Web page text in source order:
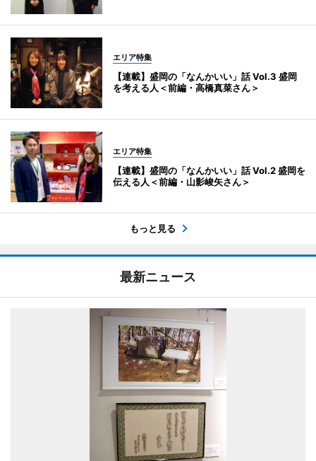
エリア特集
【連載】盛岡の「なんかいい」話 Vol.3 盛岡
を考える人＜前編・高橋真菜さん＞
エリア特集
【連載】盛岡の「なんかいい」話 Vol.2 盛岡を
伝える人＜前編・山影峻矢さん＞
もっと見る
最新ニュース